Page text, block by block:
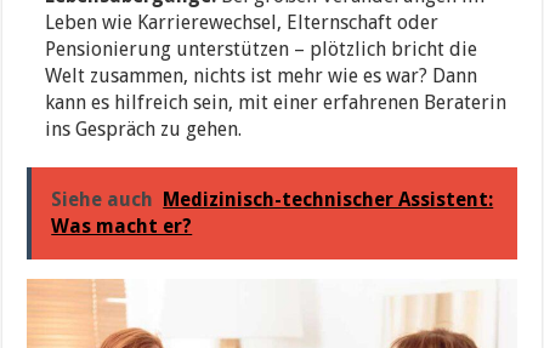
Leben wie Karrierewechsel, Elternschaft oder
Pensionierung unterstützen – plötzlich bricht die
Welt zusammen, nichts ist mehr wie es war? Dann
kann es hilfreich sein, mit einer erfahrenen Beraterin
ins Gespräch zu gehen.
Siehe auch Medizinisch-technischer Assistent:
Was macht er?